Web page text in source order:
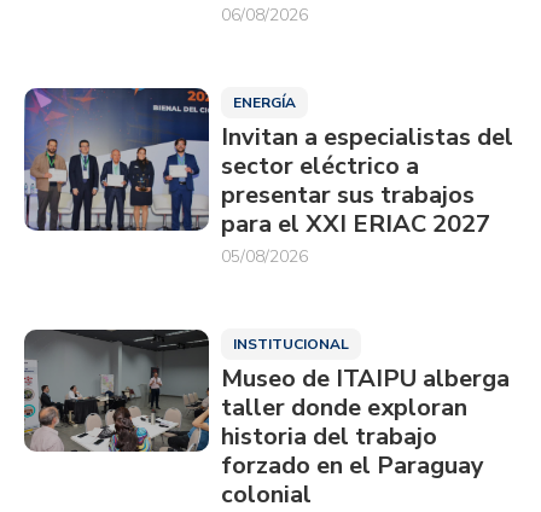
06/08/2026
ENERGÍA
Invitan a especialistas del
sector eléctrico a
presentar sus trabajos
para el XXI ERIAC 2027
05/08/2026
INSTITUCIONAL
Museo de ITAIPU alberga
taller donde exploran
historia del trabajo
forzado en el Paraguay
colonial